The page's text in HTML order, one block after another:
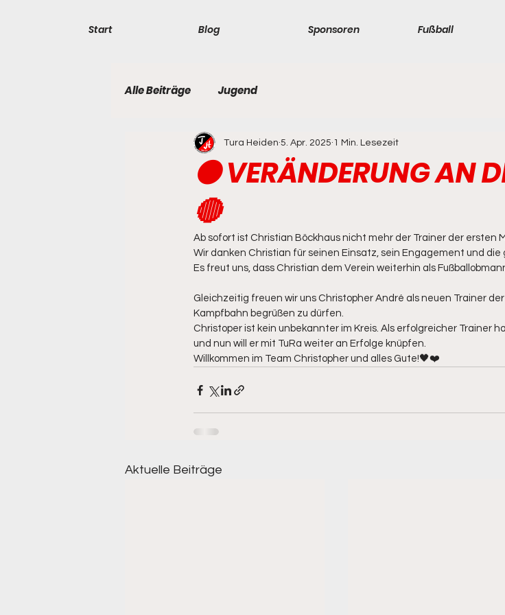
Start Blog Sponsoren Fußball
Alle Beiträge Jugend
⚫ VERÄNDERUNG AN
🔴
Tura Heiden 5. Apr. 2025 1 Min. Lesezeit
Ab sofort ist Christian Böckhaus nicht mehr der Trainer der ersten
Wir danken Christian für seinen Einsatz, sein Engagement und die
Es freut uns, dass Christian dem Verein weiterhin als
Gleichzeitig freuen wir uns Christopher André als neuen Trainer
Kampfbahn begrüßen zu dürfen.
Christoper ist kein unbekannter im Kreis. Als erfolgreicher Trainer
und nun will er mit TuRa weiter an Erfolge knüpfen.
Willkommen im Team Christopher und alles Gute!🖤❤️
Aktuelle Beiträge